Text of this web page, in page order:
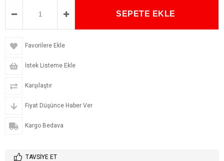
Favorilere Ekle
İstek Listeme Ekle
Karşılaştır
Fiyat Düşünce Haber Ver
Kargo Bedava
TAVSIYE ET